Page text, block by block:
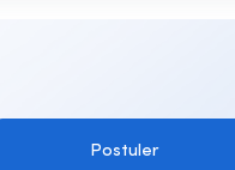
Postuler